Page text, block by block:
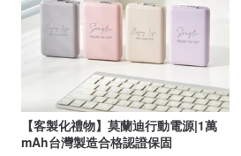
【客製化禮物】莫蘭迪行動電源|1萬
mAh台灣製造合格認證保固